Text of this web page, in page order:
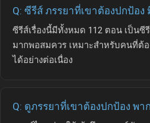
Q: ซีรีส์ ภรรยาที่เขาต้องปกป้อง
ซีรีส์เรื่องนี้มีทั้งหมด 112 ตอน เป็น
มากพอสมควร เหมาะสำหรับคนที่ต้อ
ได้อย่างต่อเนื่อง
Q: ดูภรรยาที่เขาต้องปกป้อง พา